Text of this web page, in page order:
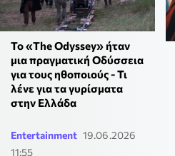
To «The Odyssey» ήταν
μια πραγματική Οδύσσεια
για τους ηθοποιούς - Τι
λένε για τα γυρίσματα
στην Ελλάδα
Entertainment 19.06.2026
11:55